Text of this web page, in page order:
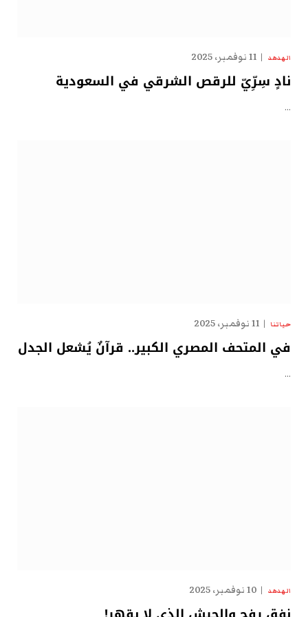
الهدهد 11 نوفمبر، 2025
نادٍ سِرِّيّ للرقص الشرقي في السعودية
…
حياتنا 11 نوفمبر، 2025
في المتحف المصري الكبير.. قرآنٌ يُشعل الجدل
…
الهدهد 10 نوفمبر، 2025